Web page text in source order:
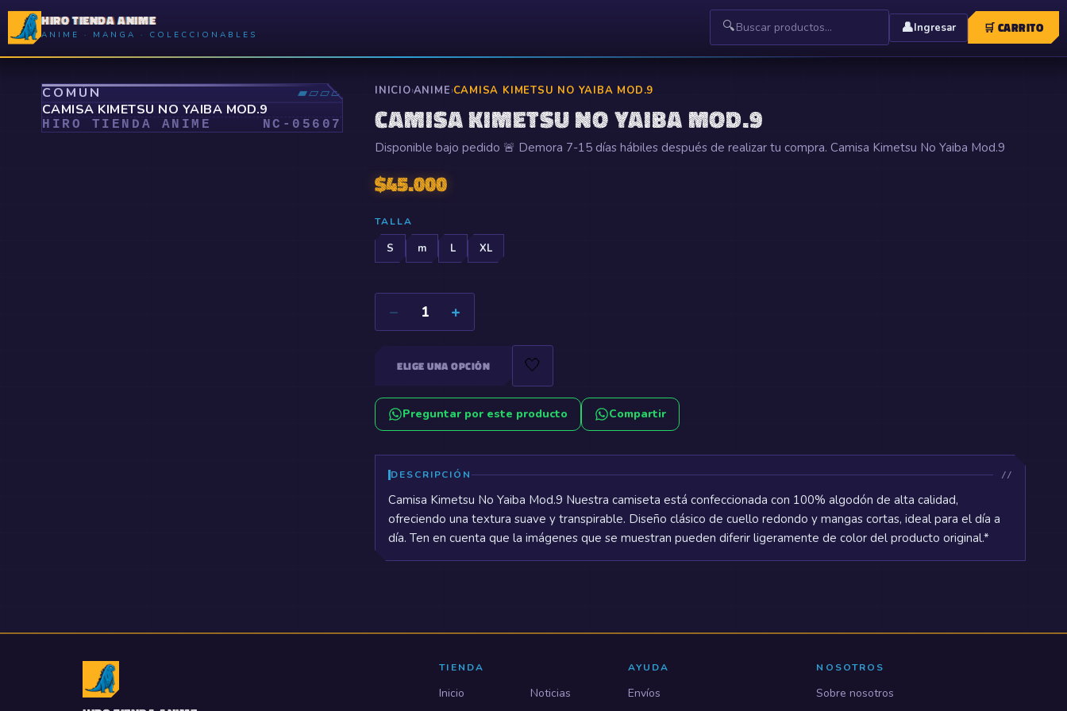
HIRO TIENDA ANIME
ANIME · MANGA · COLECCIONABLES 🔍 👤Ingresar 🛒CARRITO
COMÚN ▰▱▱▱
⤢
CAMISA KIMETSU NO YAIBA MOD.9
HIRO TIENDA ANIME NC- 05607
INICIO›ANIME›CAMISA KIMETSU NO YAIBA MOD.9
CAMISA KIMETSU NO YAIBA MOD.9
Disponible bajo pedido 🚨 Demora 7-15 días hábiles después de realizar tu compra. Camisa Kimetsu No Yaiba Mod.9
$45.000
TALLA
S m L XL
− 1 +
ELIGE UNA OPCIÓN 🤍
Preguntar por este producto Compartir
DESCRIPCIÓN
Camisa Kimetsu No Yaiba Mod.9 Nuestra camiseta está confeccionada con 100% algodón de alta calidad,
ofreciendo una textura suave y transpirable. Diseño clásico de cuello redondo y mangas cortas, ideal para el día a
día. Ten en cuenta que la imágenes que se muestran pueden diferir ligeramente de color del producto original.*
TIENDA
Inicio
Noticias
AYUDA
Envíos
NOSOTROS
Sobre nosotros